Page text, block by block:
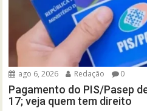
ago 6, 2026 Redação 0
Pagamento do PIS/Pasep
17; veja quem tem direito